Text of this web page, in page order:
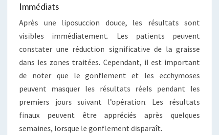
Immédiats
Après une liposuccion douce, les résultats sont
visibles immédiatement. Les patients peuvent
constater une réduction significative de la graisse
dans les zones traitées. Cependant, il est important
de noter que le gonflement et les ecchymoses
peuvent masquer les résultats réels pendant les
premiers jours suivant l’opération. Les résultats
finaux peuvent être appréciés après quelques
semaines, lorsque le gonflement disparaît.